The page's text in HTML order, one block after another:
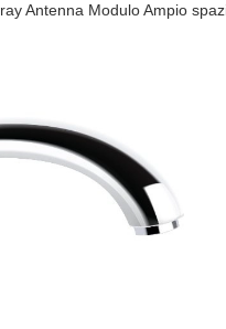
Antenna Modulo Ampio